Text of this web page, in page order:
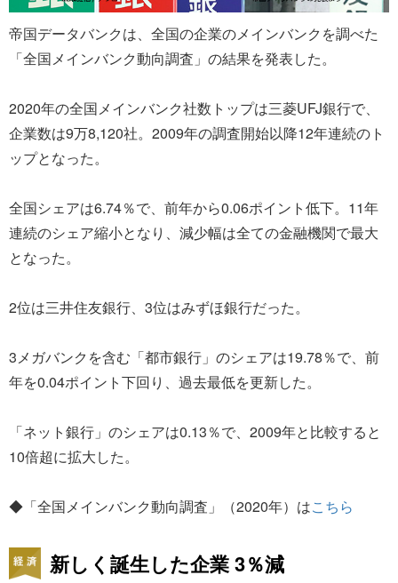
帝国データバンクは、全国の企業のメインバンクを調べた
「全国メインバンク動向調査」の結果を発表した。
2020年の全国メインバンク社数トップは三菱UFJ銀行で、
企業数は9万8,120社。2009年の調査開始以降12年連続のト
ップとなった。
全国シェアは6.74％で、前年から0.06ポイント低下。11年
連続のシェア縮小となり、減少幅は全ての金融機関で最大
となった。
2位は三井住友銀行、3位はみずほ銀行だった。
3メガバンクを含む「都市銀行」のシェアは19.78％で、前
年を0.04ポイント下回り、過去最低を更新した。
「ネット銀行」のシェアは0.13％で、2009年と比較すると
10倍超に拡大した。
◆「全国メインバンク動向調査」（2020年）はこちら
新しく誕生した企業 3％減